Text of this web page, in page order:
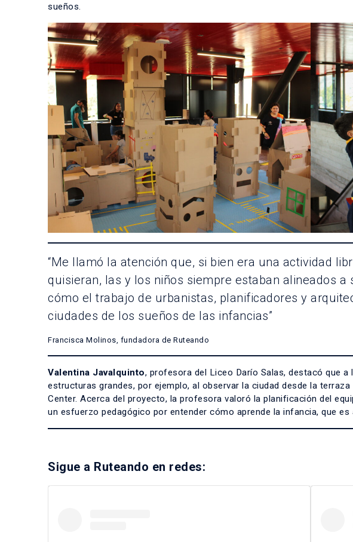
sueños.
“Me llamó la atención que, si bien era una actividad
quisieran, las y los niños siempre estaban alineados a
cómo el trabajo de urbanistas, planificadores y
ciudades de los sueños de las infancias”
Francisca Molinos, fundadora de Ruteando
Valentina Javalquinto, profesora del Liceo Darío Salas, destacó que
estructuras grandes, por ejemplo, al observar la ciudad desde la
Center. Acerca del proyecto, la profesora valoró la planificación del
un esfuerzo pedagógico por entender cómo aprende la infancia, que es
Sigue a Ruteando en redes: